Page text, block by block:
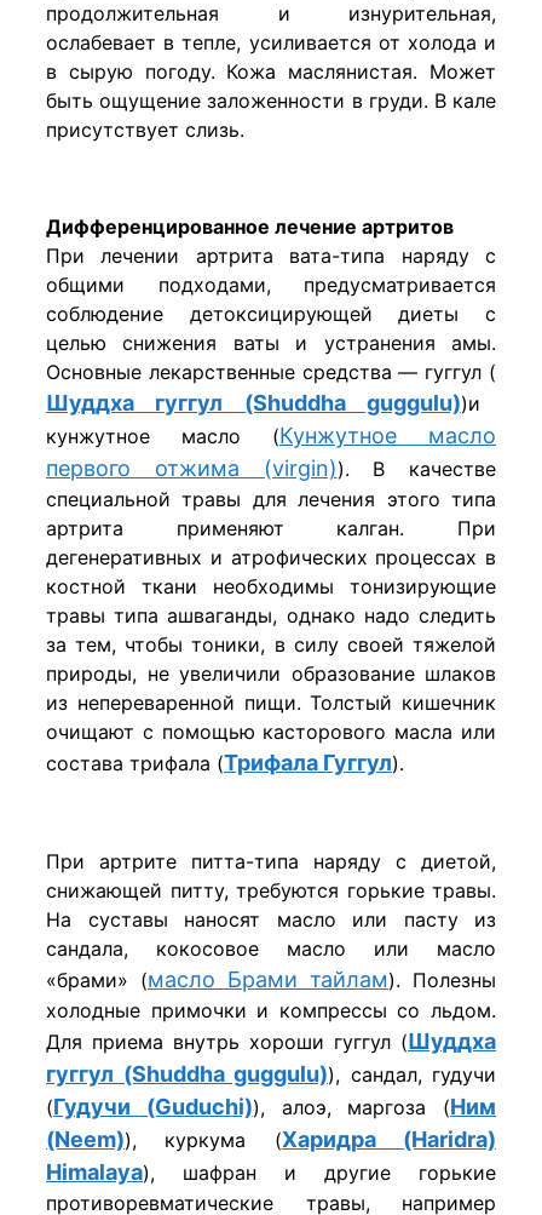
продолжительная и изнурительная,
ослабевает в тепле, усиливается от холода и
в сырую погоду. Кожа маслянистая. Может
быть ощущение заложенности в груди. В кале
присутствует слизь.
Дифференцированное лечение артритов
При лечении артрита вата-типа наряду с
общими подходами, предусматривается
соблюдение детоксицирующей диеты с
целью снижения ваты и устранения амы.
Основные лекарственные средства — гуггул (
Шуддха гуггул (Shuddha guggulu))и
кунжутное масло (Кунжутное масло
первого отжима (virgin)). В качестве
специальной травы для лечения этого типа
артрита применяют калган. При
дегенеративных и атрофических процессах в
костной ткани необходимы тонизирующие
травы типа ашваганды, однако надо следить
за тем, чтобы тоники, в силу своей тяжелой
природы, не увеличили образование шлаков
из непереваренной пищи. Толстый кишечник
очищают с помощью касторового масла или
состава трифала (Трифала Гуггул).
При артрите питта-типа наряду с диетой,
снижающей питту, требуются горькие травы.
На суставы наносят масло или пасту из
сандала, кокосовое масло или масло
«брами» (масло Брами тайлам). Полезны
холодные примочки и компрессы со льдом.
Для приема внутрь хороши гуггул (Шуддха
гуггул (Shuddha guggulu)), сандал, гудучи
(Гудучи (Guduchi)), алоэ, маргоза (Ним
(Neem)), куркума (Харидра (Haridra)
Himalaya), шафран и другие горькие
противоревматические травы, например